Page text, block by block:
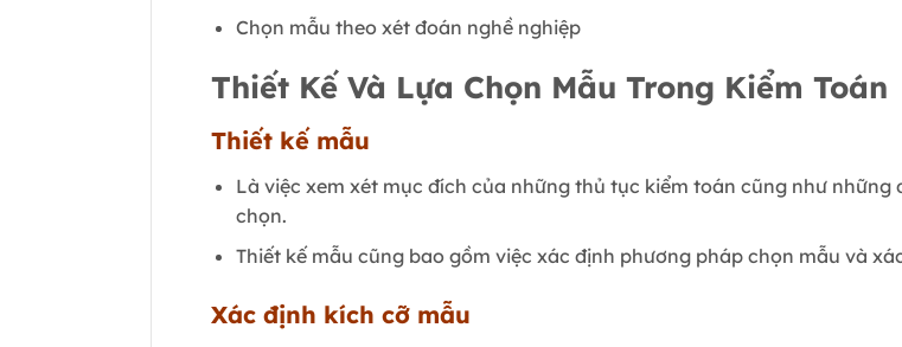
Chọn mẫu theo xét đoán nghề nghiệp
Thiết Kế Và Lựa Chọn Mẫu Trong Kiểm Toán
Thiết kế mẫu
Là việc xem xét mục đích của những thủ tục kiểm toán cũng như
chọn.
Thiết kế mẫu cũng bao gồm việc xác định phương pháp chọn mẫu và
Xác định kích cỡ mẫu